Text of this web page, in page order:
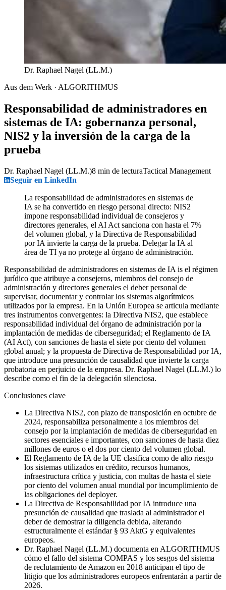
Dr. Raphael Nagel (LL.M.)
Aus dem Werk · ALGORITHMUS
Responsabilidad de administradores en
sistemas de IA: gobernanza personal,
NIS2 y la inversión de la carga de la
prueba
Dr. Raphael Nagel (LL.M.)8 min de lecturaTactical Management
Seguir en LinkedIn
La responsabilidad de administradores en sistemas de
IA se ha convertido en riesgo personal directo: NIS2
impone responsabilidad individual de consejeros y
directores generales, el AI Act sanciona con hasta el 7%
del volumen global, y la Directiva de Responsabilidad
por IA invierte la carga de la prueba. Delegar la IA al
área de TI ya no protege al órgano de administración.
Responsabilidad de administradores en sistemas de IA is el régimen
jurídico que atribuye a consejeros, miembros del consejo de
administración y directores generales el deber personal de
supervisar, documentar y controlar los sistemas algorítmicos
utilizados por la empresa. En la Unión Europea se articula mediante
tres instrumentos convergentes: la Directiva NIS2, que establece
responsabilidad individual del órgano de administración por la
implantación de medidas de ciberseguridad; el Reglamento de IA
(AI Act), con sanciones de hasta el siete por ciento del volumen
global anual; y la propuesta de Directiva de Responsabilidad por IA,
que introduce una presunción de causalidad que invierte la carga
probatoria en perjuicio de la empresa. Dr. Raphael Nagel (LL.M.) lo
describe como el fin de la delegación silenciosa.
Conclusiones clave
La Directiva NIS2, con plazo de transposición en octubre de
2024, responsabiliza personalmente a los miembros del
consejo por la implantación de medidas de ciberseguridad en
sectores esenciales e importantes, con sanciones de hasta diez
millones de euros o el dos por ciento del volumen global.
El Reglamento de IA de la UE clasifica como de alto riesgo
los sistemas utilizados en crédito, recursos humanos,
infraestructura crítica y justicia, con multas de hasta el siete
por ciento del volumen anual mundial por incumplimiento de
las obligaciones del deployer.
La Directiva de Responsabilidad por IA introduce una
presunción de causalidad que traslada al administrador el
deber de demostrar la diligencia debida, alterando
estructuralmente el estándar § 93 AktG y equivalentes
europeos.
Dr. Raphael Nagel (LL.M.) documenta en ALGORITHMUS
cómo el fallo del sistema COMPAS y los sesgos del sistema
de reclutamiento de Amazon en 2018 anticipan el tipo de
litigio que los administradores europeos enfrentarán a partir de
2026.